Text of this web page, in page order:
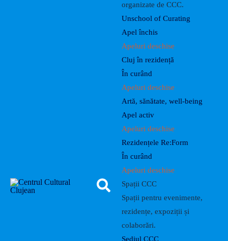
organizate de CCC.
Unschool of Curating
Apel închis
Apeluri deschise
Cluj în rezidență
În curând
Apeluri deschise
Artă, sănătate, well-being
Apel activ
Apeluri deschise
Rezidențele Re:Form
În curând
Apeluri deschise
Spații CCC
Spații pentru evenimente,
rezidențe, expoziții și
colaborări.
Sediul CCC